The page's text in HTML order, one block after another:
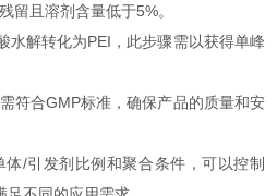
留且溶剂含量低于5%。
解转化为PEI，此步骤需以获得单峰
合GMP标准，确保产品的质量和安
/引发剂比例和聚合条件，可以控制